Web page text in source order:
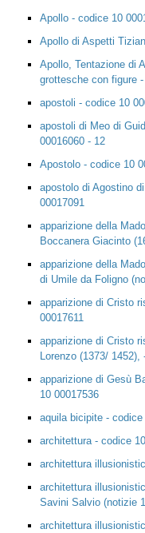
Apollo - codice 10
Apollo di Aspetti
Apollo, Tentazione di
grottesche con figure
apostoli - codice 10
apostoli di Meo di
00016060 - 12
Apostolo - codice 10
apostolo di Agostino
00017091
apparizione della
Boccanera Giacinto
apparizione della
di Umile da Foligno
apparizione di Cristo
00017611
apparizione di Cristo
Lorenzo (1373/
apparizione di Gesù
10 00017536
aquila bicipite - codice
architettura - codice
architettura
architettura
Savini Salvio (notizie
architettura